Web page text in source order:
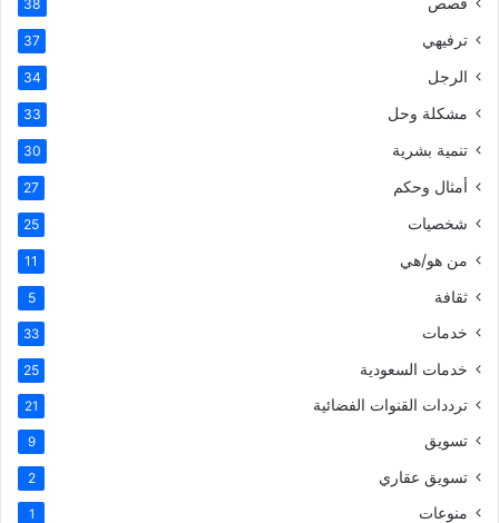
38
ترفيهي 37
الرجل 34
مشكلة وحل 33
تنمية بشرية 30
أمثال وحكم 27
شخصيات 25
من هو/هي 11
ثقافة 5
خدمات 33
خدمات السعودية 25
ترددات القنوات الفضائية 21
تسويق 9
تسويق عقاري 2
منوعات 1